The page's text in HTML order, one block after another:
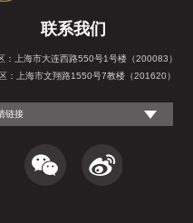
联系我们
：上海市大连西路550号1号楼（200083）
：上海市文翔路1550号7教楼（201620）
链接